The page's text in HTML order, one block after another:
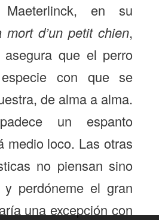
Maeterlinck, en su
mort d’un petit chien,
que el perro
con que se
de alma a alma.
un espanto
medio loco. Las otras
no piensan sino
y perdóneme el gran
una excepción con